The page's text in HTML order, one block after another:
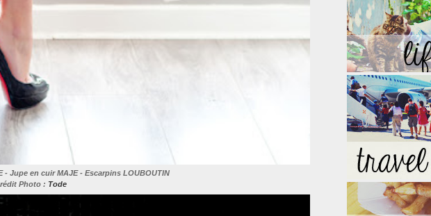
- Jupe en cuir MAJE - Escarpins LOUBOUTIN
Photo : Tode